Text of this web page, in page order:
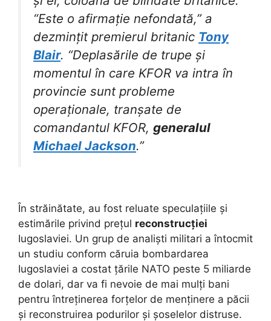
“Este o afirmație nefondată,” a
dezmințit premierul britanic Tony
Blair. “Deplasările de trupe și
momentul în care KFOR va intra în
provincie sunt probleme
operaționale, tranșate de
comandantul KFOR, generalul
Michael Jackson.”
În străinătate, au fost reluate speculațiile și
estimările privind prețul reconstrucției
Iugoslaviei. Un grup de analiști militari a întocmit
un studiu conform căruia bombardarea
Iugoslaviei a costat țările NATO peste 5 miliarde
de dolari, dar va fi nevoie de mai mulți bani
pentru întreținerea forțelor de menținere a păcii
și reconstruirea podurilor și șoselelor distruse.